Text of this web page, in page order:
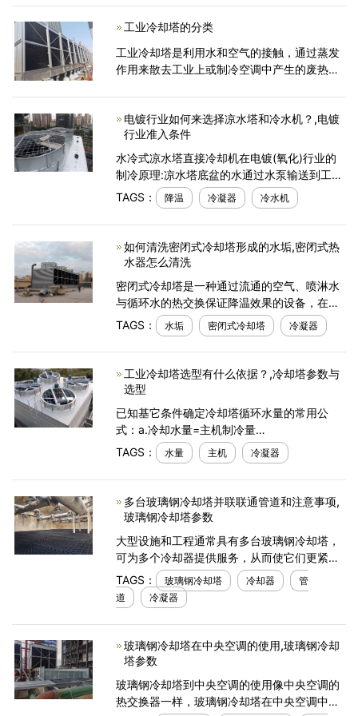
天。
工业冷却塔的分类
工业冷却塔是利用水和空气的接触，通过蒸发
作用来散去工业上或制冷空调中产生的废热的
通风冷却塔；②机
电镀行业如何来选择凉水塔和冷水机？,电镀
行业准入条件
水冷式凉水塔直接冷却机在电镀(氧化)行业的
制冷原理:凉水塔底盆的水通过水泵输送到工冷
水机的冷凝器对冷凝器进行降温，再流回冷却
塔内喷淋而下时通过冷却塔顶上的风扇对水进
行了降
TAGS： 降温 冷凝器 冷水机
如何清洗密闭式冷却塔形成的水垢,密闭式热
水器怎么清洗
密闭式冷却塔是一种通过流通的空气、喷淋水
与循环水的热交换保证降温效果的设备，在冶
金、食品、橡胶、塑料、机械、化工等行业。
密闭式冷却塔长时间操作后会形成水垢，那么
冷却塔设
TAGS： 水垢 密闭式冷却塔 冷凝器
工业冷却塔选型有什么依据？,冷却塔参数与
选型
已知基它条件确定冷却塔循环水量的常用公
式：a.冷却水量=主机制冷量
(KW)×1.2×1.25×861/5000(m3/h)b.冷却水量
=主机冷凝器热负荷
(kcal/h)×1.2/5000(m3/h)c.冷却水量=主机冷
凝器
TAGS： 水量 主机 冷凝器
多台玻璃钢冷却塔并联联通管道和注意事项,
玻璃钢冷却塔参数
大型设施和工程通常具有多台玻璃钢冷却塔，
可为多个冷却器提供服务，从而使它们更紧密
地满足需求。根据所需的灵活性数量，对此类
系统进行配管可能是具有挑战性的。一般而
言，系统的灵活
TAGS： 玻璃钢冷却塔 冷却器
管
道
冷凝器
玻璃钢冷却塔在中央空调的使用,玻璃钢冷却
塔参数
玻璃钢冷却塔到中央空调的使用像中央空调的
热交换器一样，玻璃钢冷却塔在中央空调中的